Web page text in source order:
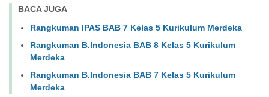
BACA JUGA
Rangkuman IPAS BAB 7 Kelas 5 Kurikulum Merdeka
Rangkuman B.Indonesia BAB 8 Kelas 5 Kurikulum
Merdeka
Rangkuman B.Indonesia BAB 7 Kelas 5 Kurikulum
Merdeka